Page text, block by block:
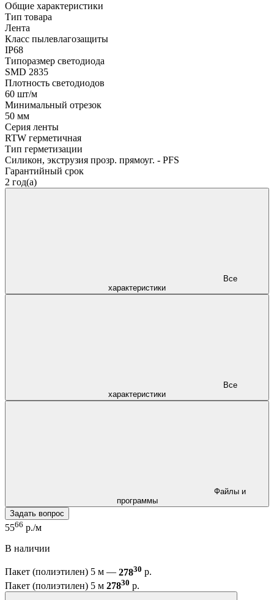
Общие характеристики
Тип товара
Лента
Класс пылевлагозащиты
IP68
Типоразмер светодиода
SMD 2835
Плотность светодиодов
60 шт/м
Минимальный отрезок
50 мм
Серия ленты
RTW герметичная
Тип герметизации
Силикон, экструзия прозр. прямоуг. - PFS
Гарантийный срок
2 год(а)
характеристики
характеристики
программы
Задать вопрос
5566 р./м
В наличии
Пакет (полиэтилен) 5 м — 27830 р.
Пакет (полиэтилен) 5 м 27830 р.